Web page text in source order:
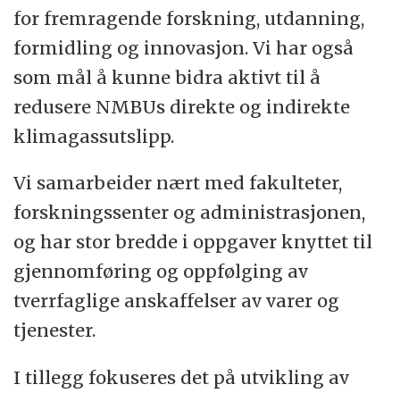
utfordringene best løses med felles innsats.
Vi mener at et godt arbeidsmiljø preges av
mangfold. Vi oppfordrer kvalifiserte
kandidater til å søke uavhengig av kjønn,
funksjonsevne, kulturell bakgrunn eller om
du har vært utenfor arbeidslivet en
periode. Vi vil legge arbeidsplassen til rette
for personer med nedsatt funksjonsevne.
Nærmere opplysninger om NMBU finnes
www.nmbu.no
Om avdelingen
for fremragende forskning, utdanning,
formidling og innovasjon. Vi har også
som mål å kunne bidra aktivt til å
redusere NMBUs direkte og indirekte
klimagassutslipp.
Vi samarbeider nært med fakulteter,
forskningssenter og administrasjonen,
og har stor bredde i oppgaver knyttet til
gjennomføring og oppfølging av
tverrfaglige anskaffelser av varer og
tjenester.
I tillegg fokuseres det på utvikling av